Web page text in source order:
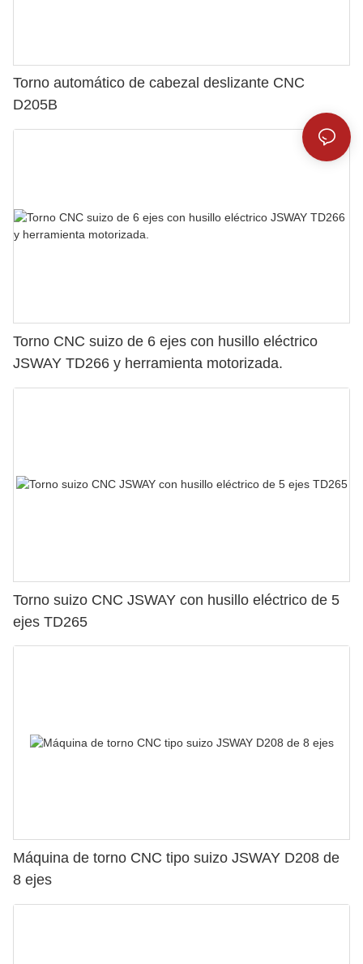
Torno automático de cabezal deslizante CNC
D205B
Torno CNC suizo de 6 ejes con husillo eléctrico
JSWAY TD266 y herramienta motorizada.
Torno suizo CNC JSWAY con husillo eléctrico de 5
ejes TD265
Máquina de torno CNC tipo suizo JSWAY D208 de
8 ejes